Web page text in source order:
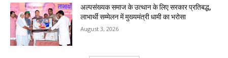
अल्पसंख्यक समाज के उत्थान के लिए सरकार प्रतिबद्ध,
लाभार्थी सम्मेलन में मुख्यमंत्री धामी का भरोसा
August 3, 2026